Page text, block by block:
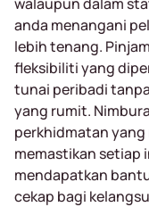
anda menangani
lebih tenang.
fleksibiliti yang
tunai peribadi
yang rumit.
perkhidmatan
memastikan setiap
mendapatkan
cekap bagi